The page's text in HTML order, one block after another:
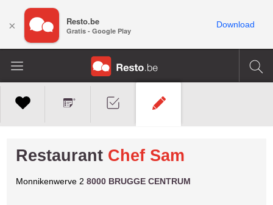
Restaurant Chef Sam
Monnikenwerve 28000 BRUGGE CENTRUM
× Resto.be
Gratis - Google Play
Download